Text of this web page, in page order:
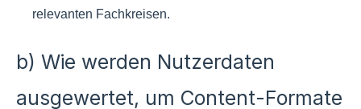
relevanten Fachkreisen.
b) Wie werden Nutzerdaten
ausgewertet, um Content-Formate